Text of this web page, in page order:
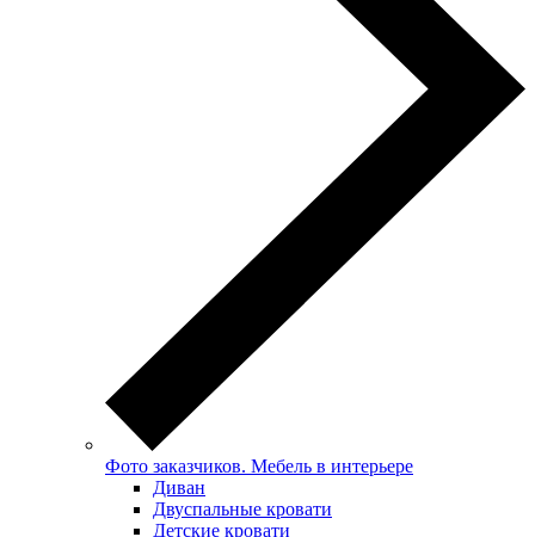
Фото заказчиков. Мебель в интерьере
Диван
Двуспальные кровати
Детские кровати